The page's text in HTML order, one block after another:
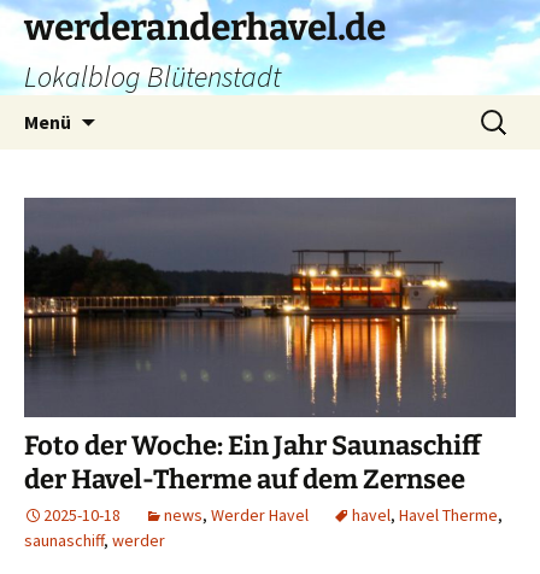
Zum
Inhalt
springen
werderanderhavel.de
Lokalblog Blütenstadt
Menü
Suchen
nach:
Foto der Woche: Ein Jahr Saunaschiff
der Havel-Therme auf dem Zernsee
2025-10-18 news, Werder Havel havel, Havel Therme,
saunaschiff, werder